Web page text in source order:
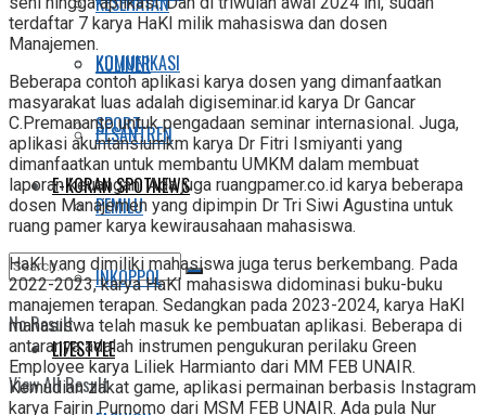
KULINER
SPORT
E-KORAN SPOTNEWS
No Result
View All Result
KOMUNIKASI
PESANTREN
PEMILU
INKOPPOL
LIFESTYLE
terdaftar 7 karya HaKI milik mahasiswa dan dosen
Manajemen.
Beberapa contoh aplikasi karya dosen yang dimanfaatkan
masyarakat luas adalah digiseminar.id karya Dr Gancar
C.Premananto untuk pengadaan seminar internasional. Juga,
aplikasi akuntansiumkm karya Dr Fitri Ismiyanti yang
dimanfaatkan untuk membantu UMKM dalam membuat
laporan keuangan. Ada juga ruangpamer.co.id karya beberapa
dosen Manajemen yang dipimpin Dr Tri Siwi Agustina untuk
ruang pamer karya kewirausahaan mahasiswa.
HaKI yang dimiliki mahasiswa juga terus berkembang. Pada
2022-2023, karya HaKI mahasiswa didominasi buku-buku
manajemen terapan. Sedangkan pada 2023-2024, karya HaKI
mahasiswa telah masuk ke pembuatan aplikasi. Beberapa di
antaranya adalah instrumen pengukuran perilaku Green
Employee karya Liliek Harmianto dari MM FEB UNAIR.
Kemudian zakat game, aplikasi permainan berbasis Instagram
karya Fajrin Purnomo dari MSM FEB UNAIR. Ada pula Nur